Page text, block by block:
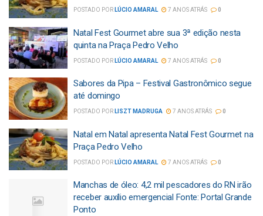
POSTADO POR LÚCIO AMARAL 7 ANOS ATRÁS 0
Natal Fest Gourmet abre sua 3ª edição nesta
quinta na Praça Pedro Velho
POSTADO POR LÚCIO AMARAL 7 ANOS ATRÁS 0
Sabores da Pipa – Festival Gastronômico segue
até domingo
POSTADO POR LISZT MADRUGA 7 ANOS ATRÁS 0
Natal em Natal apresenta Natal Fest Gourmet na
Praça Pedro Velho
POSTADO POR LÚCIO AMARAL 7 ANOS ATRÁS 0
Manchas de óleo: 4,2 mil pescadores do RN irão
receber auxílio emergencial Fonte: Portal Grande
Ponto